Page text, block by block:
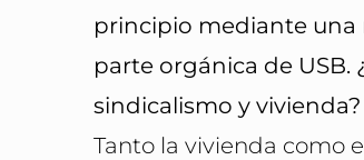
principio mediante una
parte orgánica de USB.
sindicalismo y
Tanto la vivienda como